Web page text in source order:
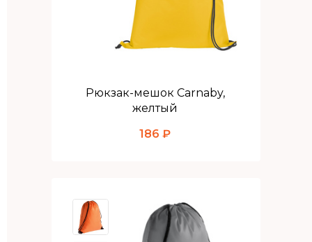
Рюкзак-мешок Carnaby,
желтый
186 ₽